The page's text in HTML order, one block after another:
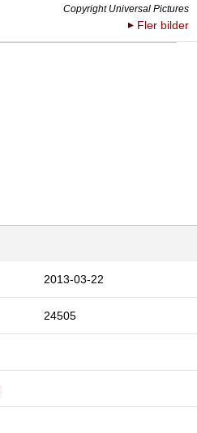
Copyright Universal Pictures
Fler bilder
2013-03-22
24505